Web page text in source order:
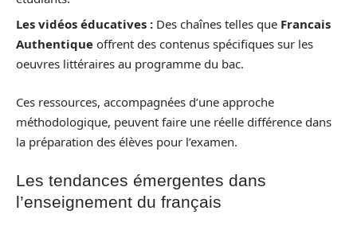
Les vidéos éducatives : Des chaînes telles que Francais
Authentique offrent des contenus spécifiques sur les
oeuvres littéraires au programme du bac.
Ces ressources, accompagnées d’une approche
méthodologique, peuvent faire une réelle différence dans
la préparation des élèves pour l’examen.
Les tendances émergentes dans
l’enseignement du français